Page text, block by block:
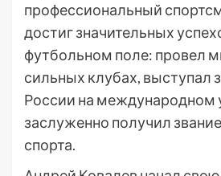
профессиональный
достиг значительных
футбольном поле: провел
сильных клубах, выступал
России на международном
заслуженно получил
спорта.